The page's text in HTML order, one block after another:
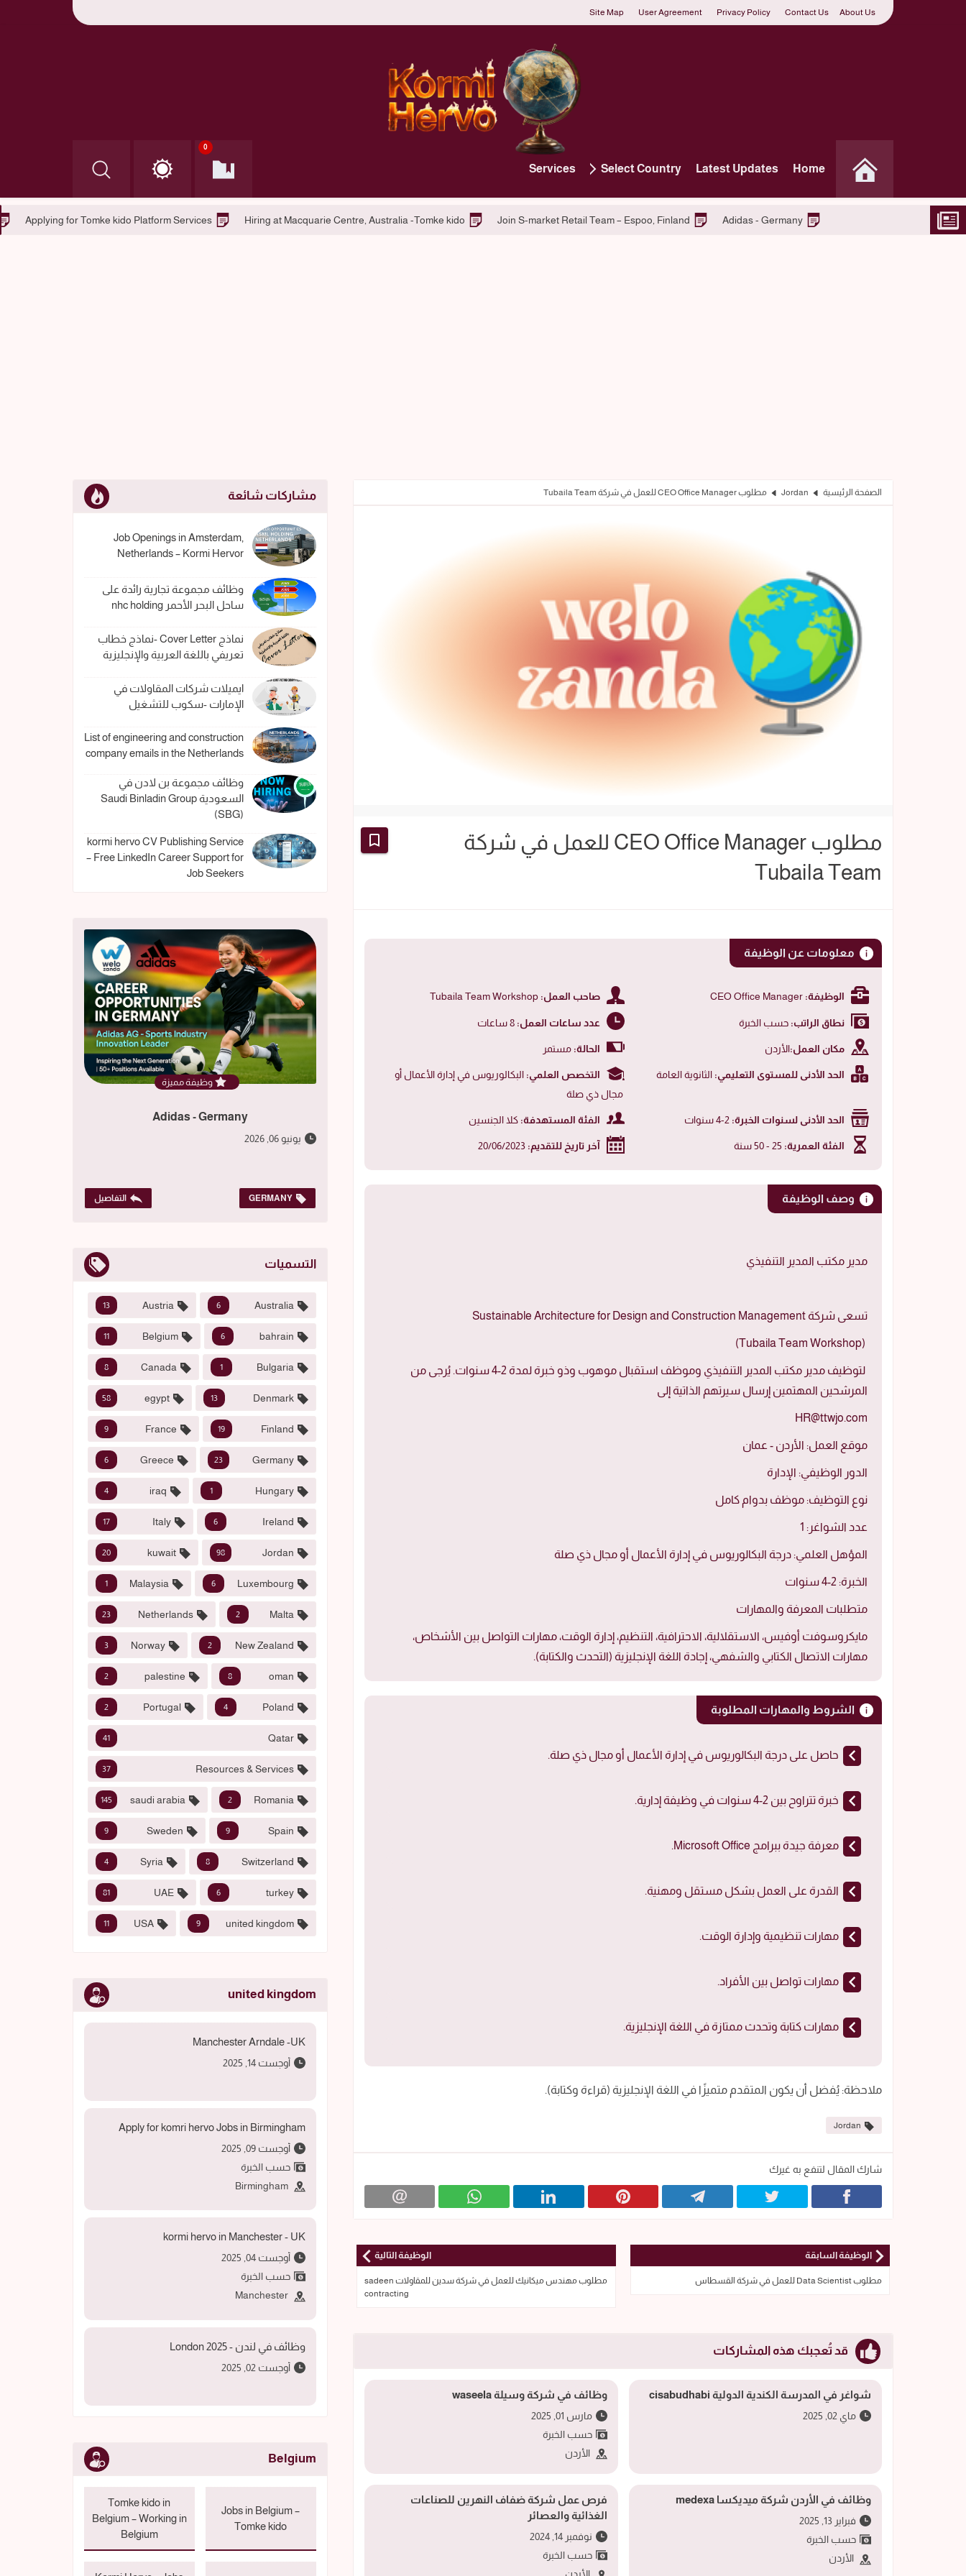
About Us
Contact Us
Privacy Policy
User Agreement
Site Map
Home
Latest Updates
Select Country
Services
0
Join S-market Retail Team – Espoo, Finland
Hiring at Macquarie Centre, Australia -Tomke kido
Applying for Tomke kido Platform Services
Tomke kido in Helsinki
الصفحة الرئيسية Jordan مطلوب CEO Office Manager للعمل في شركة Tubaila Team
مطلوب CEO Office Manager للعمل في شركة
Tubaila Team
معلومات عن الوظيفة
الوظيفة: صاحب العمل:
نطاق الراتب: حسب الخبرة عدد ساعات العمل:
مكان العمل:الأردن الحالة: مستمر
الحد الأدنى للمستوى التعليمي: الثانوية العامة التخصص العلمي: البكالوريوس في إدارة الأعمال أو
مجال ذي صلة
الحد الأدنى لسنوات الخبرة: الفئة المستهدفة: كلا الجنسين
الفئة العمرية: آخر تاريخ للتقديم:
وصف الوظيفة
مدير مكتب المدير التنفيذي
تسعى شركة Sustainable Architecture for Design and Construction Management
(Tubaila Team Workshop)
لتوظيف مدير مكتب المدير التنفيذي وموظف استقبال موهوب وذو خبرة لمدة 2-4 سنوات. يُرجى من
المرشحين المهتمين إرسال سيرتهم الذاتية إلى
HR@ttwjo.com
موقع العمل: الأردن - عمان
الدور الوظيفي: الإدارة
نوع التوظيف: موظف بدوام كامل
عدد الشواغر: 1
المؤهل العلمي: درجة البكالوريوس في إدارة الأعمال أو مجال ذي صلة
الخبرة: 2-4 سنوات
متطلبات المعرفة والمهارات
مايكروسوفت أوفيس، الاستقلالية، الاحترافية، التنظيم، إدارة الوقت، مهارات التواصل بين الأشخاص،
مهارات الاتصال الكتابي والشفهي، إجادة اللغة الإنجليزية (التحدث والكتابة).
الشروط والمهارات المطلوبة
حاصل على درجة البكالوريوس في إدارة الأعمال أو مجال ذي صلة.
خبرة تتراوح بين 2-4 سنوات في وظيفة إدارية.
معرفة جيدة ببرامج Microsoft Office.
القدرة على العمل بشكل مستقل ومهنية.
مهارات تنظيمية وإدارة الوقت.
مهارات تواصل بين الأفراد.
مهارات كتابة وتحدث ممتازة في اللغة الإنجليزية.
ملاحظة: يُفضل أن يكون المتقدم متميزًا في اللغة الإنجليزية (قراءة وكتابة).
Jordan
شارك المقال لتنفع به غيرك
الوظيفة التالية
مطلوب مهندس ميكانيك للعمل في شركة سدين للمقاولات sadeen
contracting
الوظيفة السابقة
مطلوب Data Scientist للعمل في شركة القسطاس
قد تُعجبك هذه المشاركات
شواغر في المدرسة الكندية الدولية cisabudhabi
ماي 02, 2025
وظائف في شركة وسيلة waseela
مارس 01, 2025
حسب الخبرة
الأردن
وظائف في الأردن شركة ميديكسا medexa
فبراير 13, 2025
حسب الخبرة
الأردن
فرص عمل شركة ضفاف النهرين للصناعات
الغذائية والعصائر
نوفمبر 14, 2024
حسب الخبرة
مشاركات شائعة
Job Openings in Amsterdam,
Netherlands – Kormi Hervor
وظائف مجموعة تجارية رائدة على
ساحل البحر الأحمر nhc holding
نماذج Cover Letter -نماذج خطاب
تعريفي باللغة العربية والإنجليزية
ايميلات شركات المقاولات في
الإمارات -سكوب للتشغيل
List of engineering and construction
company emails in the Netherlands
وظائف مجموعة بن لادن في
السعودية Saudi Binladin Group
(SBG)
kormi hervo CV Publishing Service
– Free LinkedIn Career Support for
Job Seekers
وظيفة مميزة
Adidas - Germany
يونيو 06, 2026
GERMANY التفاصيل
التسميات
Australia
6
Austria
13
bahrain
6
Belgium
11
Bulgaria
1
Canada
8
Denmark
13
egypt
58
Finland
19
France
9
Germany
23
Greece
6
Hungary
1
iraq
4
Ireland
6
Italy
17
Jordan
98
kuwait
20
Luxembourg
6
Malaysia
1
Malta
2
Netherlands
23
New Zealand
2
Norway
3
oman
8
palestine
2
Poland
4
Portugal
2
Qatar
41
Resources & Services
37
Romania
2
saudi arabia
145
Spain
9
Sweden
9
Switzerland
8
Syria
4
turkey
6
UAE
81
united kingdom
9
USA
11
united kingdom
Manchester Arndale -UK
أوجست 14, 2025
Apply for komri hervo Jobs in Birmingham
أوجست 09, 2025
حسب الخبرة
Birmingham
kormi hervo in Manchester - UK
أوجست 04, 2025
حسب الخبرة
Manchester
وظائف في لندن - 2025 London
أوجست 02, 2025
Belgium
Jobs in Belgium –
Tomke kido
Tomke kido in
Belgium – Working in
Belgium